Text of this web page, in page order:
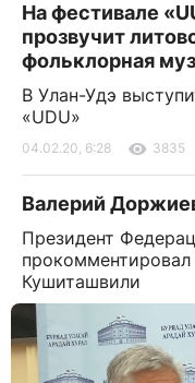
На фестивале
прозвучит
фольклорная
В Улан-Удэ
«UDU»
04.02.20, 6:28 3835
Валерий
Президент
Кушиташвили